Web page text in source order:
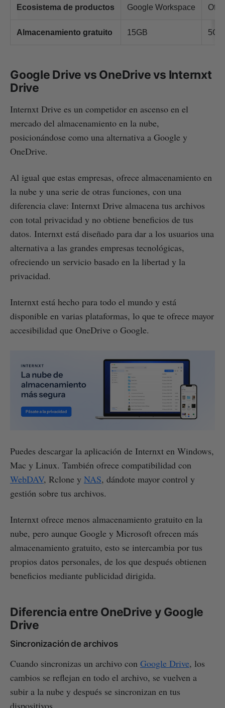
Ecosistema de productos Google Workspace
Almacenamiento gratuito 15GB 5GB
Google Drive vs OneDrive vs Internxt
Drive
Internxt Drive es un competidor en ascenso en el
mercado del almacenamiento en la nube,
posicionándose como una alternativa a Google y
OneDrive.
Al igual que estas empresas, ofrece almacenamiento en
la nube y una serie de otras funciones, con una
diferencia clave: Internxt Drive almacena tus archivos
con total privacidad y no obtiene beneficios de tus
datos. Internxt está diseñado para dar a los usuarios una
alternativa a las grandes empresas tecnológicas,
ofreciendo un servicio basado en la libertad y la
privacidad.
Internxt está hecho para todo el mundo y está
disponible en varias plataformas, lo que te ofrece mayor
accesibilidad que OneDrive o Google.
Puedes descargar la aplicación de Internxt en Windows,
Mac y Linux. También ofrece compatibilidad con
WebDAV, Rclone y NAS, dándote mayor control y
gestión sobre tus archivos.
Internxt ofrece menos almacenamiento gratuito en la
nube, pero aunque Google y Microsoft ofrecen más
almacenamiento gratuito, esto se intercambia por tus
propios datos personales, de los que después obtienen
beneficios mediante publicidad dirigida.
Diferencia entre OneDrive y Google
Drive
Sincronización de archivos
Cuando sincronizas un archivo con Google Drive, los
cambios se reflejan en todo el archivo, se vuelven a
subir a la nube y después se sincronizan en tus
dispositivos.